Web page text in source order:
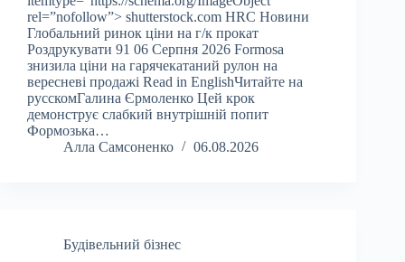
rel=”nofollow”> shutterstock.com HRC Новини
Глобальний ринок ціни на г/к прокат
Роздрукувати 91 06 Серпня 2026 Formosa
знизила ціни на гарячекатаний рулон на
вересневі продажі Read in EnglishЧитайте на
русскомГалина Єрмоленко Цей крок
демонструє слабкий внутрішній попит
Формозька…
Алла Самсоненко
06.08.2026
Будівельний бізнес